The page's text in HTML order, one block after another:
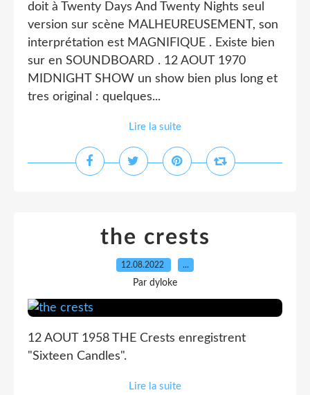
doit à Twenty Days And Twenty Nights seul
version sur scène MALHEUREUSEMENT, son
interprétation est MAGNIFIQUE . Existe bien
sur en SOUNDBOARD . 12 AOUT 1970
MIDNIGHT SHOW un show bien plus long et
tres original : quelques...
Lire la suite
the crests
12.08.2022 …
Par dyloke
12 AOUT 1958 THE Crests enregistrent
"Sixteen Candles".
Lire la suite